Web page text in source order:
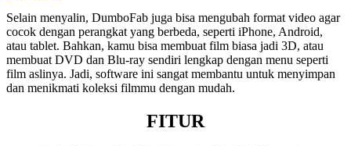
Selain menyalin, DumboFab juga bisa mengubah format video agar
cocok dengan perangkat yang berbeda, seperti iPhone, Android,
atau tablet. Bahkan, kamu bisa membuat film biasa jadi 3D, atau
membuat DVD dan Blu-ray sendiri lengkap dengan menu seperti
film aslinya. Jadi, software ini sangat membantu untuk menyimpan
dan menikmati koleksi filmmu dengan mudah.
FITUR